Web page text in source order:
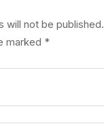
will not be published.
marked *